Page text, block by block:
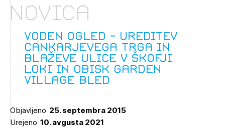
Članstvo
Praksa
1/1
Pozdravljeni
Prijavite se s svojim ZAPS uporabniškim imenom in geslom.
Voden ogled - ureditev
Cankarjevega trga in
Blaževe ulice v Škofji
Loki in obisk Garden
Village Bled
Novica
Objavljeno 25. septembra 2015
Urejeno 10. avgusta 2021
1/2
Prijava na novičnik
Ostanite na tekočem z novicami in se naročite na
Novičnike. Označite svojo izbiro.